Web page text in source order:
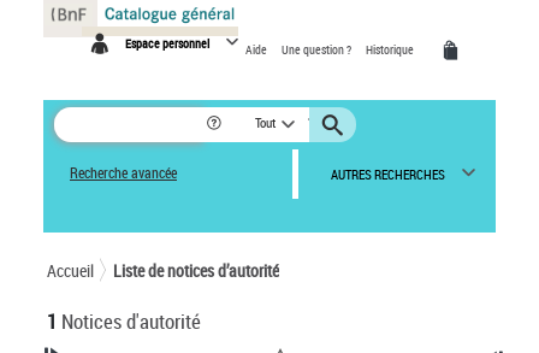
Espace personnel Aide Une question ? Historique
Tout
Recherche avancée AUTRES RECHERCHES
Accueil Liste de notices d’autorité
1 Notices d'autorité
Panneau de gestion des cookies